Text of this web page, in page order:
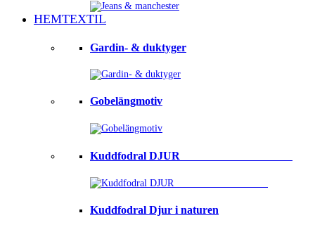
HEMTEXTIL
Gardin- & duktyger
Gobelängmotiv
Kuddfodral DJUR ⠀⠀⠀⠀⠀⠀⠀⠀⠀⠀⠀⠀⠀
Kuddfodral Djur i naturen